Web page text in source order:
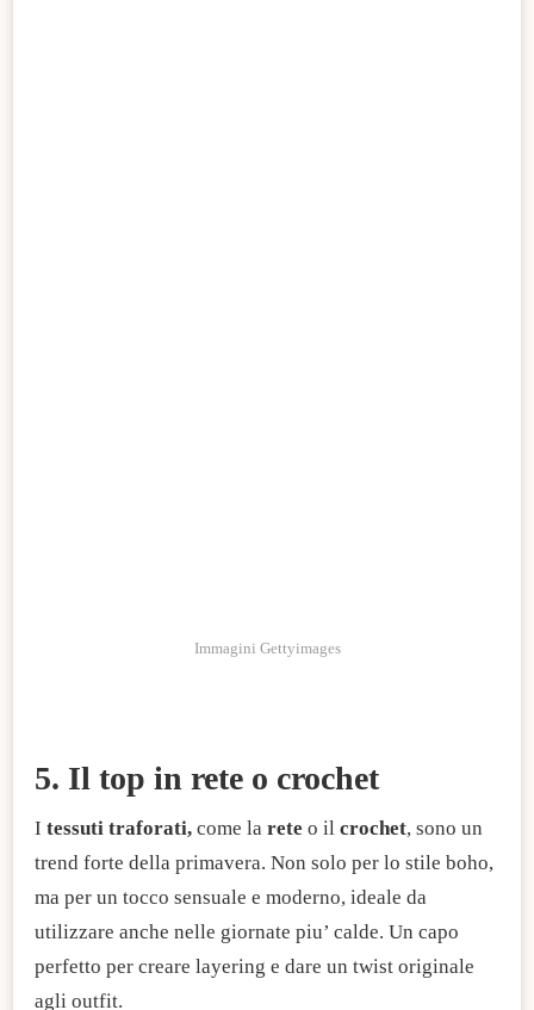
Immagini Gettyimages
5. Il top in rete o crochet
I tessuti traforati, come la rete o il crochet, sono un
trend forte della primavera. Non solo per lo stile boho,
ma per un tocco sensuale e moderno, ideale da
utilizzare anche nelle giornate piu’ calde. Un capo
perfetto per creare layering e dare un twist originale
agli outfit.